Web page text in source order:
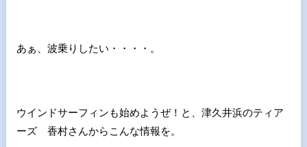
あぁ、波乗りしたい・・・・。
ウインドサーフィンも始めようぜ！と、津久井浜のティア
ーズ 香村さんからこんな情報を。